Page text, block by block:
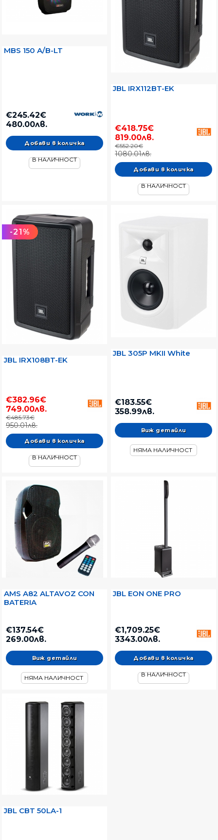
MBS 150 A/B-LT
€245.42€
480.00лв.
В НАЛИЧНОСТ
JBL IRX112BT-EK
€418.75€
819.00лв.
€552.20€
1080.01лв.
В НАЛИЧНОСТ
-21%
JBL IRX108BT-EK
€382.96€
749.00лв.
€485.73€
950.01лв.
В НАЛИЧНОСТ
JBL 305P MKII White
€183.55€
358.99лв.
Виж детайли
НЯМА НАЛИЧНОСТ
AMS A82 ALTAVOZ CON
BATERIA
€137.54€
269.00лв.
Виж детайли
НЯМА НАЛИЧНОСТ
JBL EON ONE PRO
€1,709.25€
3343.00лв.
В НАЛИЧНОСТ
JBL CBT 50LA-1